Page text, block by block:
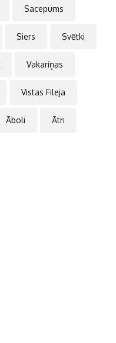
Sacepums
Siers Svētki
Vakariņas
Vistas Fileja
Āboli Ātri